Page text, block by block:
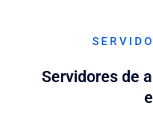
Servidores de